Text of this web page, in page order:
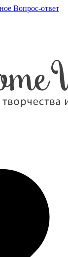
Вопрос-ответ